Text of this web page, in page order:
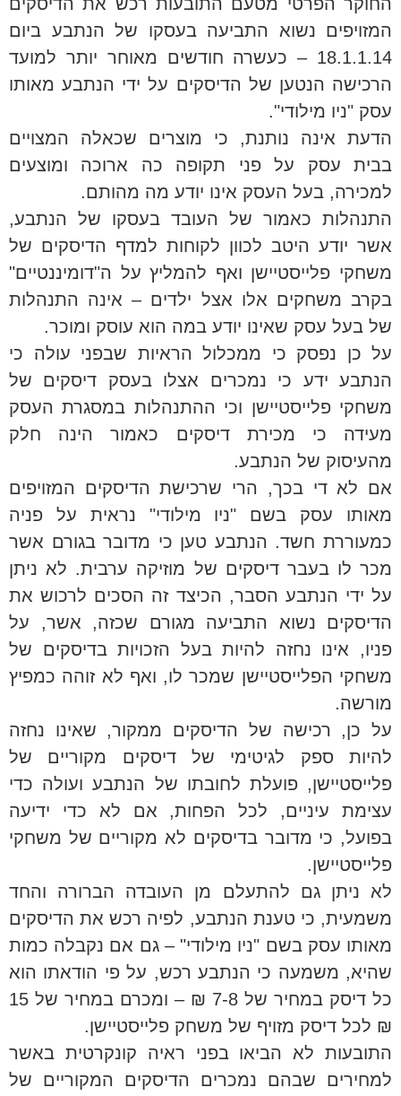
המזויפים נשוא התביעה בעסקו של הנתבע ביום
18.1.1.14 – כעשרה חודשים מאוחר יותר למועד
הרכישה הנטען של הדיסקים על ידי הנתבע מאותו
עסק "ניו מילודי".
הדעת אינה נותנת, כי מוצרים שכאלה המצויים
בבית עסק על פני תקופה כה ארוכה ומוצעים
למכירה, בעל העסק אינו יודע מה מהותם.
התנהלות כאמור של העובד בעסקו של הנתבע,
אשר יודע היטב לכוון לקוחות למדף הדיסקים של
משחקי פלייסטיישן ואף להמליץ על ה"דומיננטיים"
בקרב משחקים אלו אצל ילדים – אינה התנהלות
של בעל עסק שאינו יודע במה הוא עוסק ומוכר.
על כן נפסק כי ממכלול הראיות שבפני עולה כי
הנתבע ידע כי נמכרים אצלו בעסק דיסקים של
משחקי פלייסטיישן וכי ההתנהלות במסגרת העסק
מעידה כי מכירת דיסקים כאמור הינה חלק
מהעיסוק של הנתבע.
אם לא די בכך, הרי שרכישת הדיסקים המזויפים
מאותו עסק בשם "ניו מילודי" נראית על פניה
כמעוררת חשד. הנתבע טען כי מדובר בגורם אשר
מכר לו בעבר דיסקים של מוזיקה ערבית. לא ניתן
על ידי הנתבע הסבר, הכיצד זה הסכים לרכוש את
הדיסקים נשוא התביעה מגורם שכזה, אשר, על
פניו, אינו נחזה להיות בעל הזכויות בדיסקים של
משחקי הפלייסטיישן שמכר לו, ואף לא זוהה כמפיץ
מורשה.
על כן, רכישה של הדיסקים ממקור, שאינו נחזה
להיות ספק לגיטימי של דיסקים מקוריים של
פלייסטיישן, פועלת לחובתו של הנתבע ועולה כדי
עצימת עיניים, לכל הפחות, אם לא כדי ידיעה
בפועל, כי מדובר בדיסקים לא מקוריים של משחקי
פלייסטיישן.
לא ניתן גם להתעלם מן העובדה הברורה והחד
משמעית, כי טענת הנתבע, לפיה רכש את הדיסקים
מאותו עסק בשם "ניו מילודי" – גם אם נקבלה כמות
שהיא, משמעה כי הנתבע רכש, על פי הודאתו הוא
כל דיסק במחיר של 7-8 ₪ – ומכרם במחיר של 15
₪ לכל דיסק מזויף של משחק פלייסטיישן.
התובעות לא הביאו בפני ראיה קונקרטית באשר
למחירים שבהם נמכרים הדיסקים המקוריים של